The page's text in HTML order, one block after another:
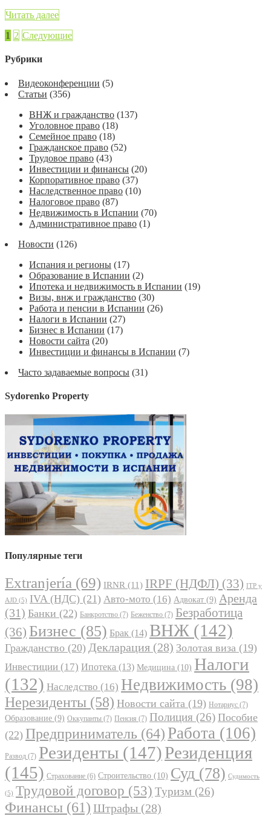
Читать далее
1 2 Следующие
Рубрики
Видеоконференции (5)
Статьи (356)
ВНЖ и гражданство (137)
Уголовное право (18)
Семейное право (18)
Гражданское право (52)
Трудовое право (43)
Инвестиции и финансы (20)
Корпоративное право (37)
Наследственное право (10)
Налоговое право (87)
Недвижимость в Испании (70)
Административное право (1)
Новости (126)
Испания и регионы (17)
Образование в Испании (2)
Ипотека и недвижимость в Испании (19)
Визы, внж и гражданство (30)
Работа и пенсии в Испании (26)
Налоги в Испании (27)
Бизнес в Испании (17)
Новости сайта (20)
Инвестиции и финансы в Испании (7)
Часто задаваемые вопросы (31)
Sydorenko Property
Популярные теги
Extranjería (69) IRNR (11) IRPF (НДФЛ) (33) ITP y
AJD (5) IVA (НДС) (21) Авто-мото (16) Адвокат (9) Аренда
(31) Банки (22) Банкротство (7) Беженство (7) Безработица
(36) Бизнес (85) Брак (14) ВНЖ (142)
Гражданство (20) Декларация (28) Золотая виза (19)
Инвестиции (17) Ипотека (13) Медицина (10) Налоги
(132) Наследство (16) Недвижимость (98)
Нерезиденты (58) Новости сайта (19) Нотариус (7)
Образование (9) Оккупанты (7) Пенсия (7) Полиция (26) Пособие
(22) Предприниматель (64) Работа (106)
Развод (7) Резиденты (147)Резиденция
(145) Страхование (6) Строительство (10) Суд (78) Судимость
(5) Трудовой договор (53) Туризм (26)
Финансы (61) Штрафы (28)